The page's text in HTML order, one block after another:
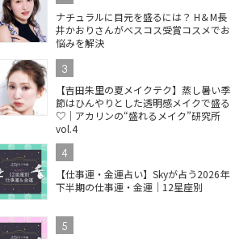
ナチュラルに目元を盛るには？ H＆M長
井かおりさんがベスコス受賞コスメでお
悩みを解決
3
【吉田朱里の夏メイクテク】蒸し暑い季
節はひんやりとした透明感メイクで盛る
♡｜アカリンの“盛れるメイク”研究所
vol.4
4
【仕事運・金運占い】Skyが占う2026年
下半期の仕事運・金運｜12星座別
5